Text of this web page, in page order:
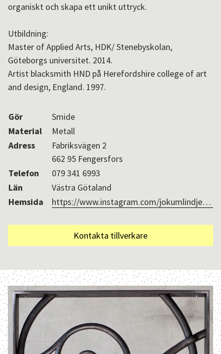
organiskt och skapa ett unikt uttryck.
Utbildning:
Master of Applied Arts, HDK/ Stenebyskolan,
Göteborgs universitet. 2014.
Artist blacksmith HND på Herefordshire college of art
and design, England. 1997.
Gör
Smide
Material
Metall
Adress
Fabriksvägen 2
662 95 Fengersfors
Telefon
079 341 6993
Län
Västra Götaland
Hemsida
https://www.instagram.com/jokumlindjensen/
Kontakta tillverkare